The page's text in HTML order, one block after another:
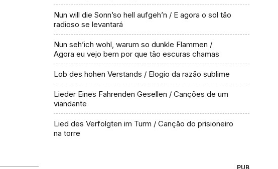
Nun will die Sonn’so hell aufgeh’n / E agora o sol tão
radioso se levantará
Nun seh’ich wohl, warum so dunkle Flammen /
Agora eu vejo bem por que tão escuras chamas
Lob des hohen Verstands / Elogio da razão sublime
Lieder Eines Fahrenden Gesellen / Canções de um
viandante
Lied des Verfolgten im Turm / Canção do prisioneiro
na torre
PUB